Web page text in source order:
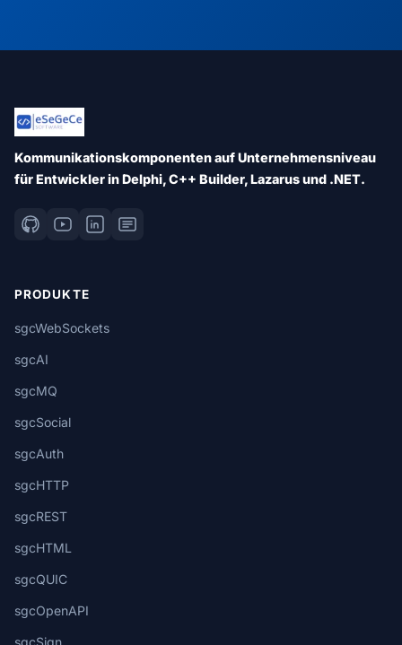
Kommunikationskomponenten auf Unternehmensniveau
für Entwickler in Delphi, C++ Builder, Lazarus und .NET.
PRODUKTE
sgcWebSockets
sgcAI
sgcMQ
sgcSocial
sgcAuth
sgcHTTP
sgcREST
sgcHTML
sgcQUIC
sgcOpenAPI
sgcSign